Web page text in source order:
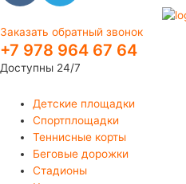
Заказать обратный звонок
+7 978 964 67 64
Доступны 24/7
Детские площадки
Спортплощадки
Теннисные корты
Беговые дорожки
Стадионы